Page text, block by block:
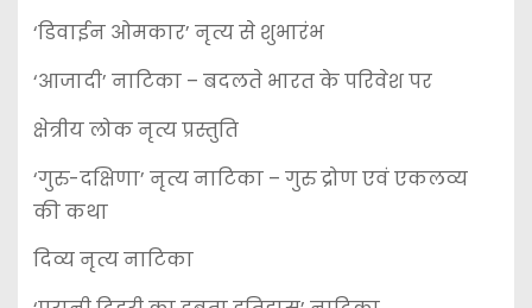
‘डिवाईन ओमकार’ नृत्य से शुभारंभ
‘आजादी’ नाटिका – बदलते भारत के परिवेश पर
क्षेत्रीय लोक नृत्य प्रस्तुति
‘गुरु-दक्षिणा’ नृत्य नाटिका – गुरु द्रोण एवं एकलव्य
की कथा
दिव्य नृत्य नाटिका